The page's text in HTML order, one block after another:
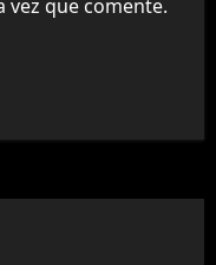
vez que comente.